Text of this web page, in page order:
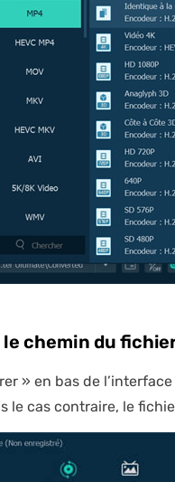
le chemin du
» en bas de
le cas contraire, le